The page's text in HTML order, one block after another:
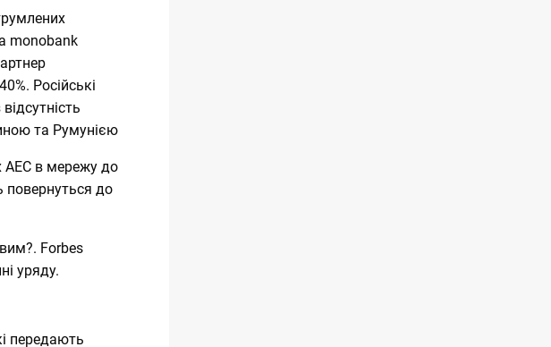
monobank
Російські
та Румунією
АЕС в мережу до
повернуться до
. Forbes
уряду.
передають